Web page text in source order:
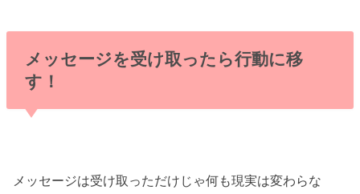
メッセージを受け取ったら行動に移
す！
メッセージは受け取っただけじゃ何も現実は変わらな